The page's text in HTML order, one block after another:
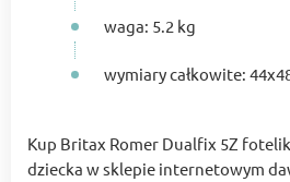
waga: 5.2 kg
wymiary całkowite:
Kup Britax Romer Dualfix 5Z
dziecka w sklepie internetowym